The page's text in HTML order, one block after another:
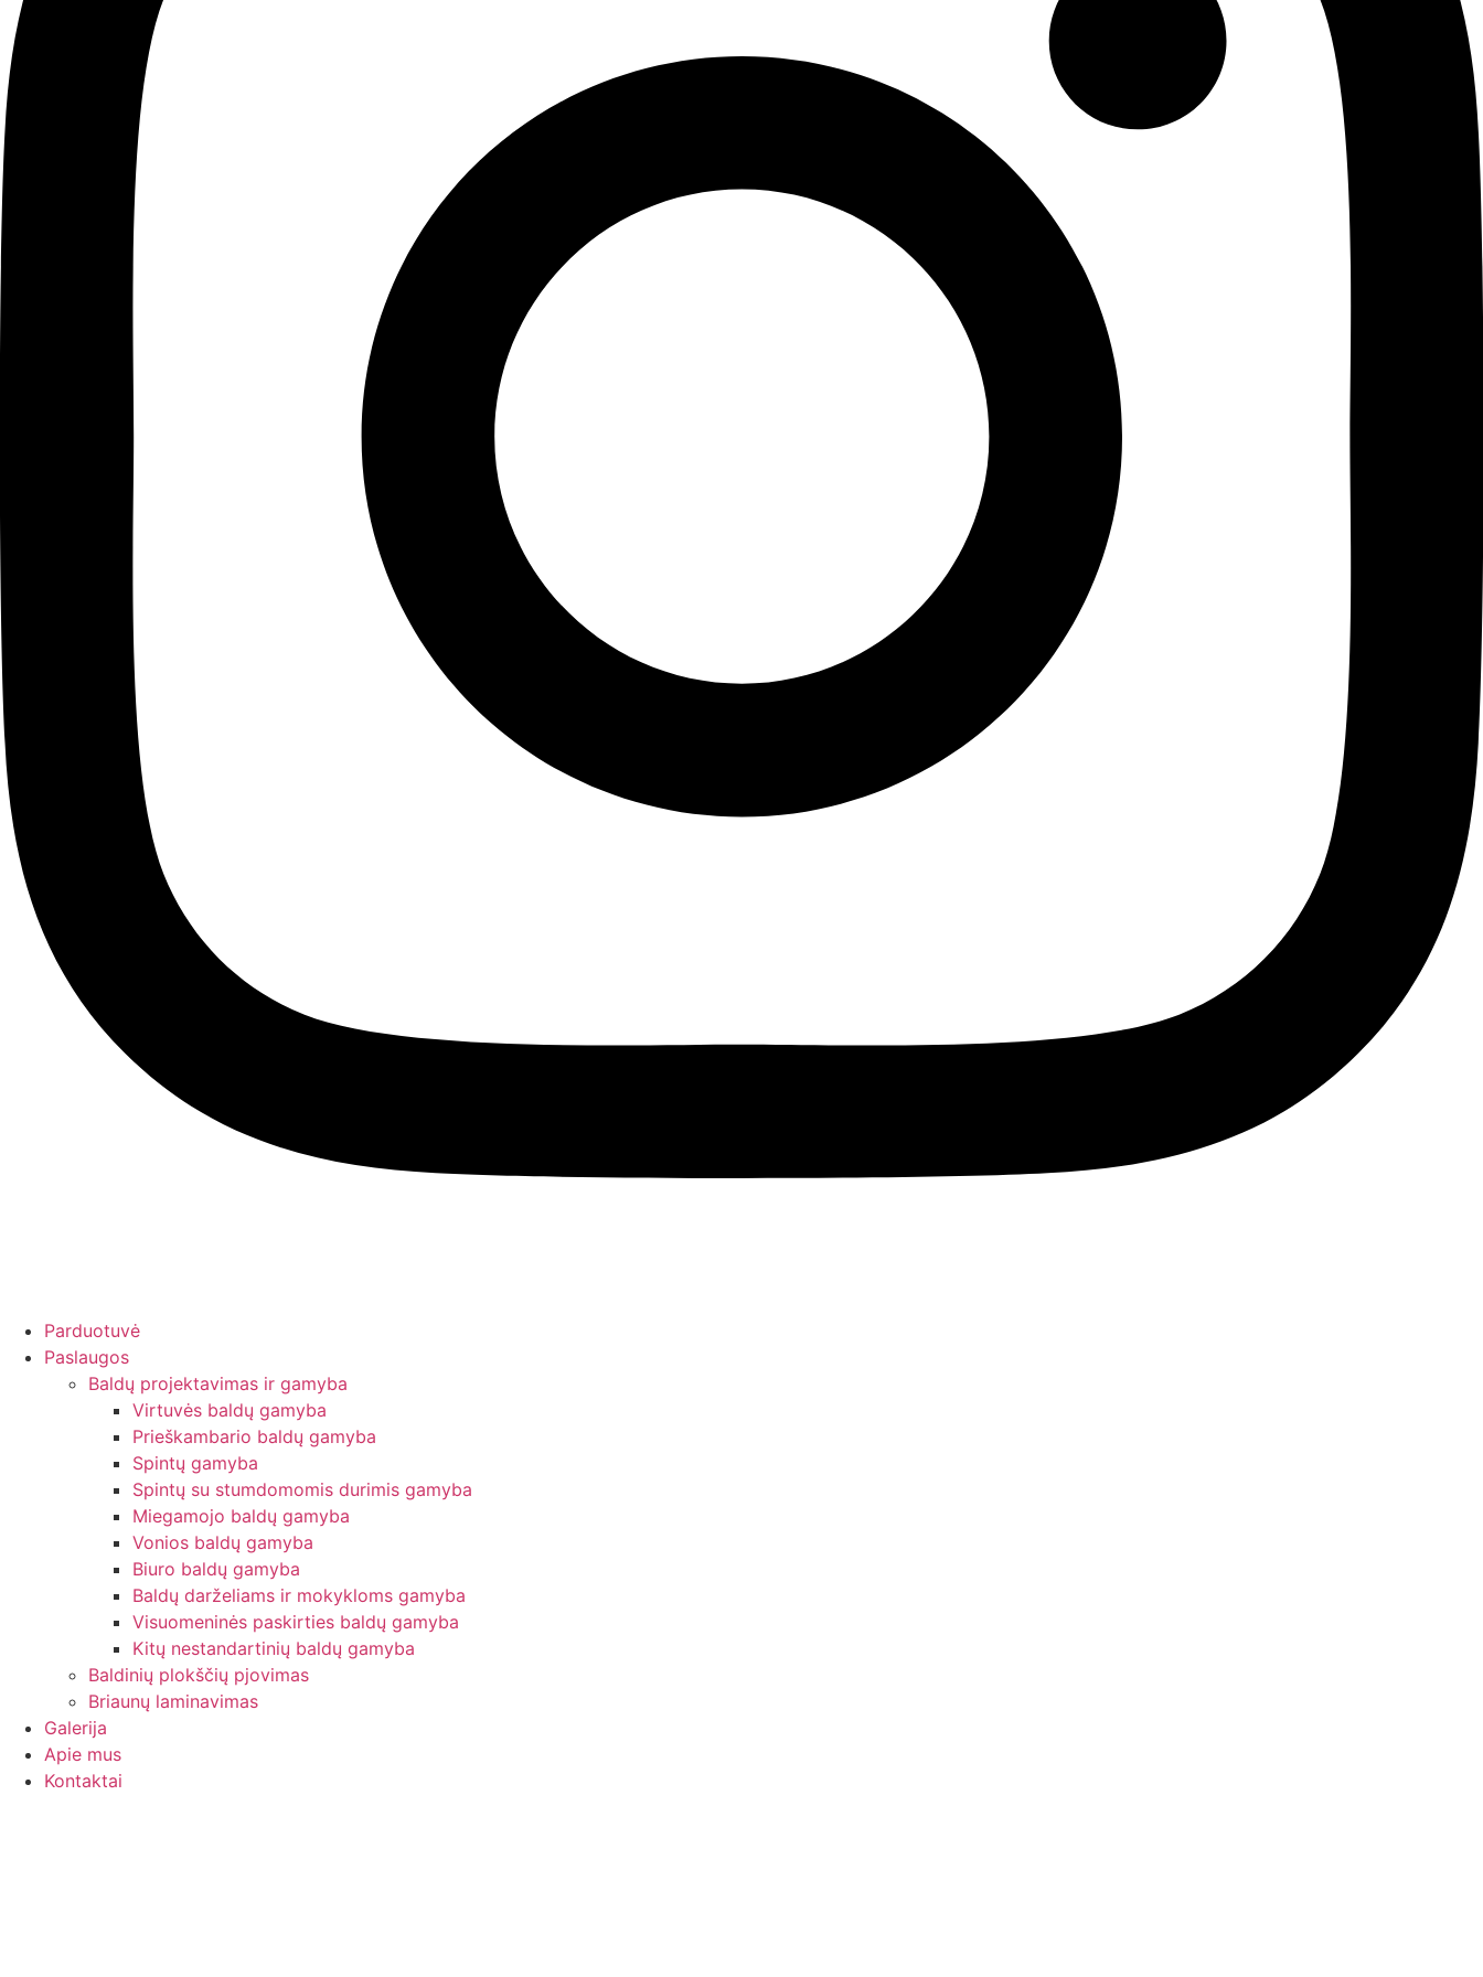
Parduotuvė
Paslaugos
Baldų projektavimas ir gamyba
Virtuvės baldų gamyba
Prieškambario baldų gamyba
Spintų gamyba
Spintų su stumdomomis durimis gamyba
Miegamojo baldų gamyba
Vonios baldų gamyba
Biuro baldų gamyba
Baldų darželiams ir mokykloms gamyba
Visuomeninės paskirties baldų gamyba
Kitų nestandartinių baldų gamyba
Baldinių plokščių pjovimas
Briaunų laminavimas
Galerija
Apie mus
Kontaktai